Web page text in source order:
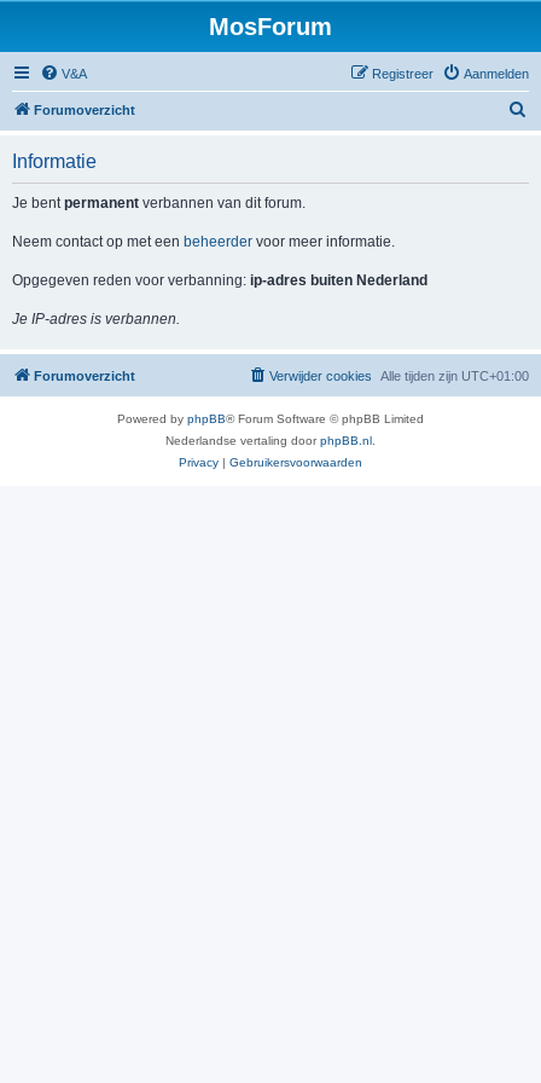
MosForum
V&A Aanmelden
Registreer
Forumoverzicht
Informatie
Je bentpermanent verbannen van dit forum.
Neem contact op met een beheerder voor meer informatie.
Opgegeven reden voor verbanning: ip-adres buiten Nederland
Je IP-adres is verbannen.
Forumoverzicht Alle tijden zijn UTC+01:00
Verwijder cookies
Powered by phpBB® Forum Software © phpBB Limited
Nederlandse vertaling doorphpBB.nl
Privacy | Gebruikersvoorwaarden